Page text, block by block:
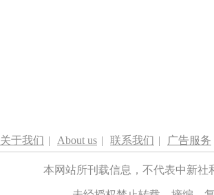
关于我们 | About us | 联系我们 | 广告服务
本网站所刊载信息，不代表中新